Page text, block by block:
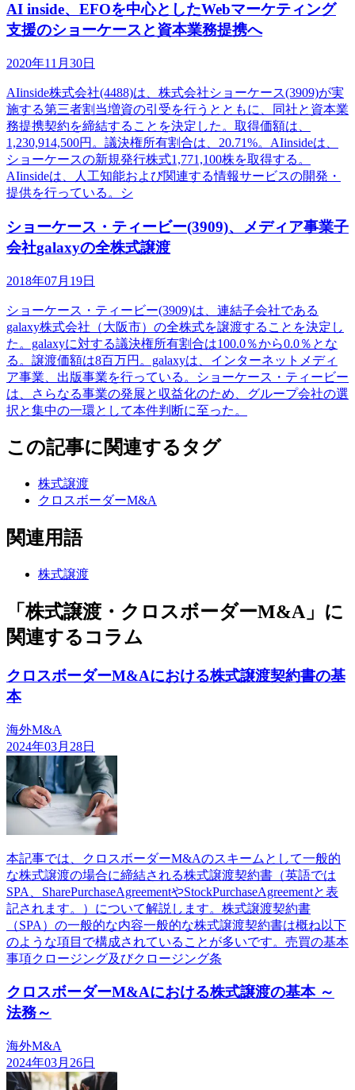
AI inside、EFOを中心としたWebマーケティング
支援のショーケースと資本業務提携へ
2020年11月30日
AIinside株式会社(4488)は、株式会社ショーケース(3909)が実
施する第三者割当増資の引受を行うとともに、同社と資本業
務提携契約を締結することを決定した。取得価額は、
1,230,914,500円。議決権所有割合は、20.71%。AIinsideは、
ショーケースの新規発行株式1,771,100株を取得する。
AIinsideは、人工知能および関連する情報サービスの開発・
提供を行っている。シ
ショーケース・ティービー(3909)、メディア事業子
会社galaxyの全株式譲渡
2018年07月19日
ショーケース・ティービー(3909)は、連結子会社である
galaxy株式会社（大阪市）の全株式を譲渡することを決定し
た。galaxyに対する議決権所有割合は100.0％から0.0％とな
る。譲渡価額は8百万円。galaxyは、インターネットメディ
ア事業、出版事業を行っている。ショーケース・ティービー
は、さらなる事業の発展と収益化のため、グループ会社の選
択と集中の一環として本件判断に至った。
この記事に関連するタグ
株式譲渡
クロスボーダーM&A
関連用語
株式譲渡
「株式譲渡・クロスボーダーM&A」に
関連するコラム
クロスボーダーM&Aにおける株式譲渡契約書の基
本
海外M&A
2024年03月28日
本記事では、クロスボーダーM&Aのスキームとして一般的
な株式譲渡の場合に締結される株式譲渡契約書（英語では
SPA、SharePurchaseAgreementやStockPurchaseAgreementと表
記されます。）について解説します。株式譲渡契約書
（SPA）の一般的な内容一般的な株式譲渡契約書は概ね以下
のような項目で構成されていることが多いです。売買の基本
事項クロージング及びクロージング条
クロスボーダーM&Aにおける株式譲渡の基本 ～
法務～
海外M&A
2024年03月26日